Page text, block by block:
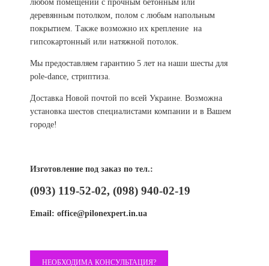
любом помещении с прочным бетонным или
деревянным потолком, полом с любым напольным
покрытием. Также возможно их крепление на
гипсокартонный или натяжной потолок.
Мы предоставляем гарантию 5 лет на наши шесты для
pole-dance, стриптиза.
Доставка Новой почтой по всей Украине. Возможна
установка шестов специалистами компании и в Вашем
городе!
Изготовление под заказ по тел.:
(093) 119-52-02, (098) 940-02-19
Email: office@pilonexpert.in.ua
НЕОБХОДИМА КОНСУЛЬТАЦИЯ?